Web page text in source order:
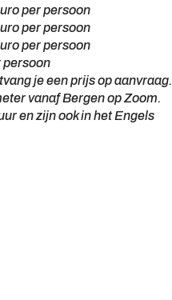
per persoon
per persoon
per persoon
persoon
je een prijs op aanvraag.
vanaf Bergen op Zoom.
en zijn ook in het Engels